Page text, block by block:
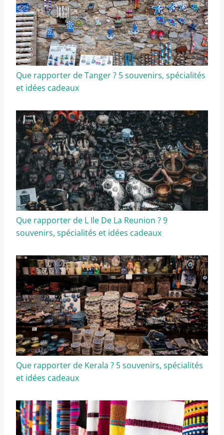
Que rapporter de Tanger ? 5 souvenirs, spécialités
et idées cadeaux
Que rapporter de L Ile De La Reunion ? 9
souvenirs, spécialités et idées cadeaux
Que rapporter de Kerala ? 5 souvenirs, spécialités
et idées cadeaux